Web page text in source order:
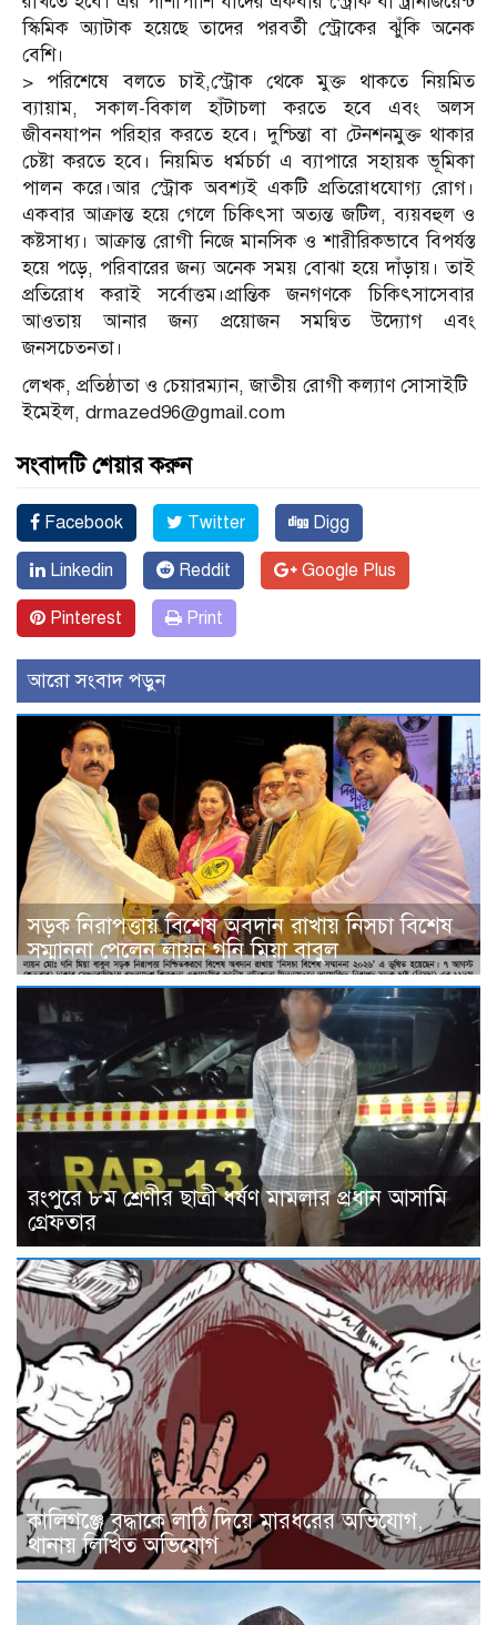
স্কিমিক অ্যাটাক হয়েছে তাদের পরবর্তী স্ট্রোকের ঝুঁকি অনেক
বেশি।
> পরিশেষে বলতে চাই,স্ট্রোক থেকে মুক্ত থাকতে নিয়মিত
ব্যায়াম, সকাল-বিকাল হাঁটাচলা করতে হবে এবং অলস
জীবনযাপন পরিহার করতে হবে। দুশ্চিন্তা বা টেনশনমুক্ত থাকার
চেষ্টা করতে হবে। নিয়মিত ধর্মচর্চা এ ব্যাপারে সহায়ক ভূমিকা
পালন করে।আর স্ট্রোক অবশ্যই একটি প্রতিরোধযোগ্য রোগ।
একবার আক্রান্ত হয়ে গেলে চিকিৎসা অত্যন্ত জটিল, ব্যয়বহুল ও
কষ্টসাধ্য। আক্রান্ত রোগী নিজে মানসিক ও শারীরিকভাবে বিপর্যস্ত
হয়ে পড়ে, পরিবারের জন্য অনেক সময় বোঝা হয়ে দাঁড়ায়। তাই
প্রতিরোধ করাই সর্বোত্তম।প্রান্তিক জনগণকে চিকিৎসাসেবার
আওতায় আনার জন্য প্রয়োজন সমন্বিত উদ্যোগ এবং
জনসচেতনতা।
লেখক, প্রতিষ্ঠাতা ও চেয়ারম্যান, জাতীয় রোগী কল্যাণ সোসাইটি
ইমেইল, drmazed96@gmail.com
সংবাদটি শেয়ার করুন
Facebook Twitter Digg
Linkedin Reddit Google Plus
Pinterest Print
আরো সংবাদ পড়ুন
সড়ক নিরাপত্তায় বিশেষ অবদান রাখায় নিসচা বিশেষ
সম্মাননা পেলেন লায়ন গনি মিয়া বাবুল
রংপুরে ৮ম শ্রেণীর ছাত্রী ধর্ষণ মামলার প্রধান আসামি
গ্রেফতার
কালিগঞ্জে বৃদ্ধাকে লাঠি দিয়ে মারধরের অভিযোগ,
থানায় লিখিত অভিযোগ